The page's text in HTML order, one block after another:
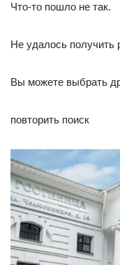
Что-то пошло не так.
Не удалось получить
Вы можете выбрать
повторить поиск